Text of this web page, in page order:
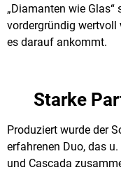
„Diamanten wie
vordergründig wertvoll
es darauf ankommt.
Starke
Produziert wurde der
erfahrenen Duo, das
und Cascada